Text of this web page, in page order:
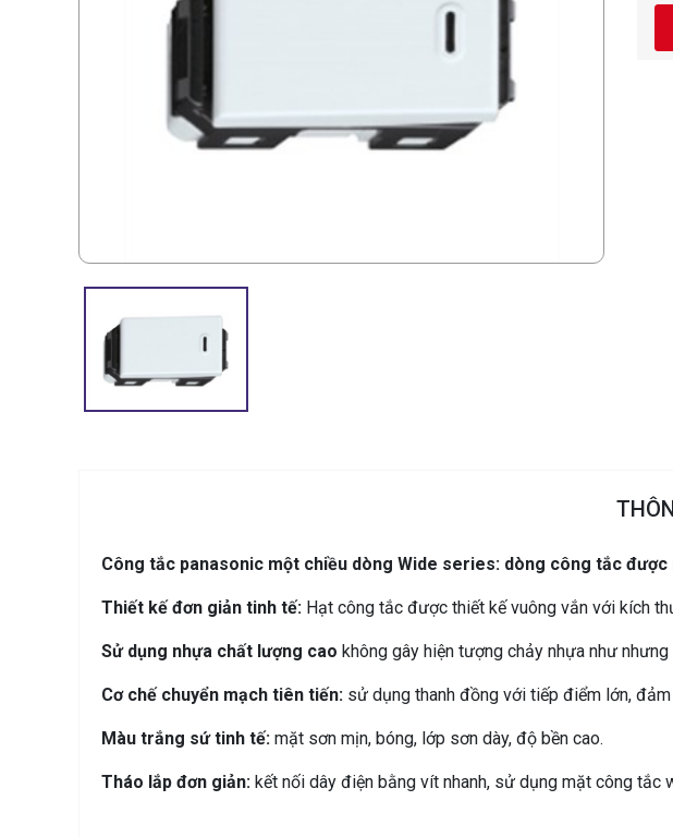
Công tắc panasonic một chiều dòng Wide series: dòng công tắc được
Thiết kế đơn giản tinh tế: Hạt công tắc được thiết kế vuông vắn với kích
Sử dụng nhựa chất lượng cao không gây hiện tượng chảy nhựa như
Cơ chế chuyển mạch tiên tiến: sử dụng thanh đồng với tiếp điểm lớn,
Màu trắng sứ tinh tế: mặt sơn mịn, bóng, lớp sơn dày, độ bền cao.
Tháo lắp đơn giản: kết nối dây điện bằng vít nhanh, sử dụng mặt công